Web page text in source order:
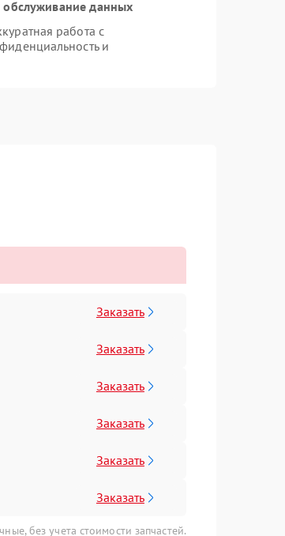
данных
работа с
и
Заказать
Заказать
Заказать
Заказать
Заказать
Заказать
без учета стоимости запчастей.